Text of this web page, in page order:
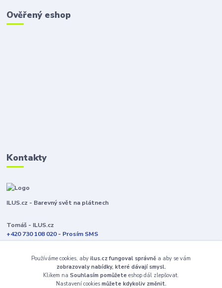
Ověřený eshop
Kontakty
ILUS.cz - Barevný svět na plátnech
Tomáš - ILUS.cz
+420 730 108 020 - Prosím SMS
Jsme většinu času ve výrobě
info@ilus.cz
Používáme cookies, aby ilus.cz fungoval správně a aby se vám
zobrazovaly nabídky, které dávají smysl.
Klikem na Souhlasím pomůžete eshop dál zlepšovat.
Nastavení cookies můžete kdykoliv změnit.